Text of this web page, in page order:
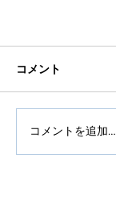
コメント
コメントを追加…